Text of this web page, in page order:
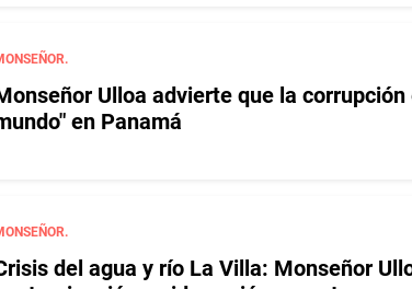
Ulloa advierte que la corrupción
en Panamá
del agua y río La Villa: Monseñor